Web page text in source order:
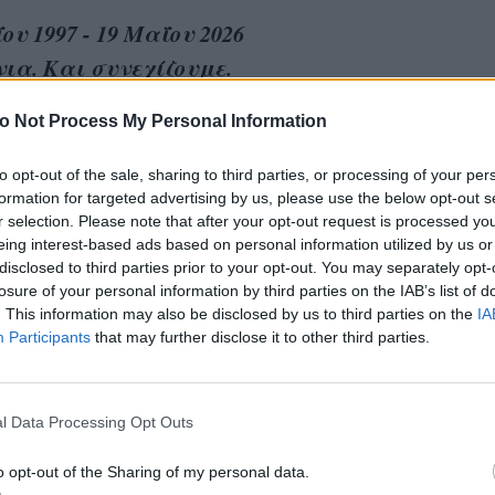
Not Process My Personal Information
opt-out of the sale, sharing to third parties, or processing of your
for targeted advertising by us, please use the below opt-out
selection. Please note that after your opt-out request is processed
interest-based ads based on personal information utilized by us
to third parties prior to your opt-out. You may separately
of your personal information by third parties on the IAB’s list of
This information may also be disclosed by us to third parties on the
Participants that may further disclose it to other third parties.
Data Processing Opt Outs
opt-out of the Sharing of my personal data.
1997 - 19 Μαΐου 2026
Και συνεχίζουμε.
αγαπημένη σου μπάντα να με συνοδεύει
που σου αφιερώνω.
νέοι.
σου, Sarah Jessica.
ο γάμος - έκπληξη και το